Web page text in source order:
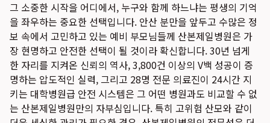
그 소중한 시작을 어디에서, 누구와 함께 하느냐는 평생의 기억
을 좌우하는 중요한 선택입니다. 안산 분만을 앞두고 수많은 정
보 속에서 고민하고 있는 예비 부모님들께 산본제일병원은 가
장 현명하고 안전한 선택이 될 것이라 확신합니다. 30년 넘게
한 자리를 지켜온 신뢰의 역사, 3,800건 이상의 V백 성공이 증
명하는 압도적인 실력, 그리고 28명 전문 의료진이 24시간 지
키는 대학병원급 안전 시스템은 그 어떤 병원과도 비교할 수 없
는 산본제일병원만의 자부심입니다. 특히 고위험 산모와 같이